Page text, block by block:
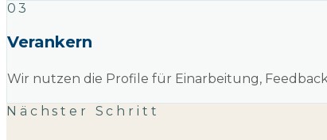
03
Verankern
Wir nutzen die Profile für Einarbeitung,
Nächster Schritt